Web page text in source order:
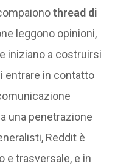
thread di
leggono opinioni,
iniziano a costruirsi
entrare in contatto
una penetrazione
Reddit è
e trasversale, e in